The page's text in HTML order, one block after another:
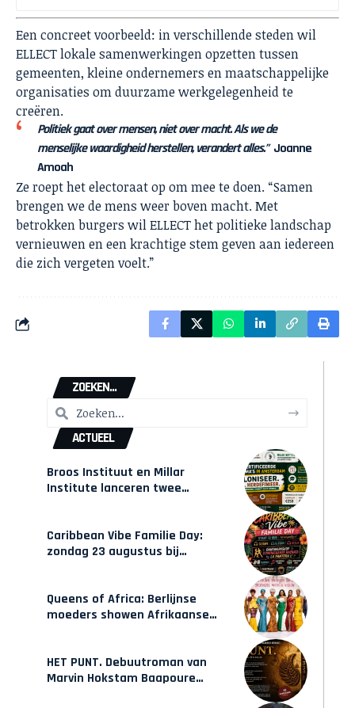
Een concreet voorbeeld: in verschillende steden wil
ELLECT lokale samenwerkingen opzetten tussen
gemeenten, kleine ondernemers en maatschappelijke
organisaties om duurzame werkgelegenheid te
creëren.
Politiek gaat over mensen, niet over macht. Als we de
menselijke waardigheid herstellen, verandert alles.”Joanne
Amoah
Ze roept het electoraat op om mee te doen. “Samen
brengen we de mens weer boven macht. Met
betrokken burgers wil ELLECT het politieke landschap
vernieuwen en een krachtige stem geven aan iedereen
die zich vergeten voelt.”
ZOEKEN...
ACTUEEL
Broos Instituut en Millar
Institute lanceren twee
Caribbean Vibe Familie Day:
zondag 23 augustus bij
Queens of Africa: Berlijnse
moeders showen Afrikaanse
HET PUNT. Debuutroman van
Marvin Hokstam Baapoure